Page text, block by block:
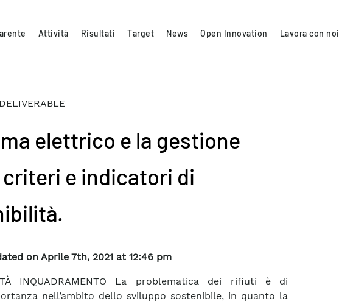
Attività Risultati Target News Open Innovation Lavora con noi
elettrico e la gestione
e indicatori di
on Aprile 7th, 2021 at 12:46 pm
INQUADRAMENTO La problematica dei rifiuti è di
nell’ambito dello sviluppo sostenibile, in quanto la